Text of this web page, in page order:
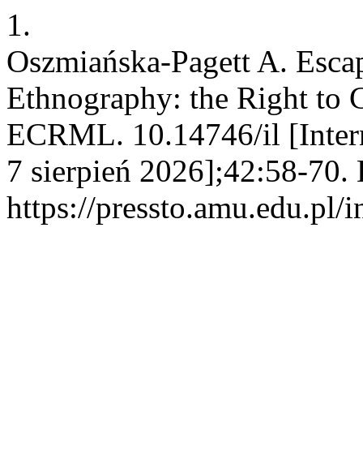
1.
Oszmiańska-Pagett A.
Ethnography: the Right to
ECRML. 10.14746/il
7 sierpień 2026];42:58-70.
https://